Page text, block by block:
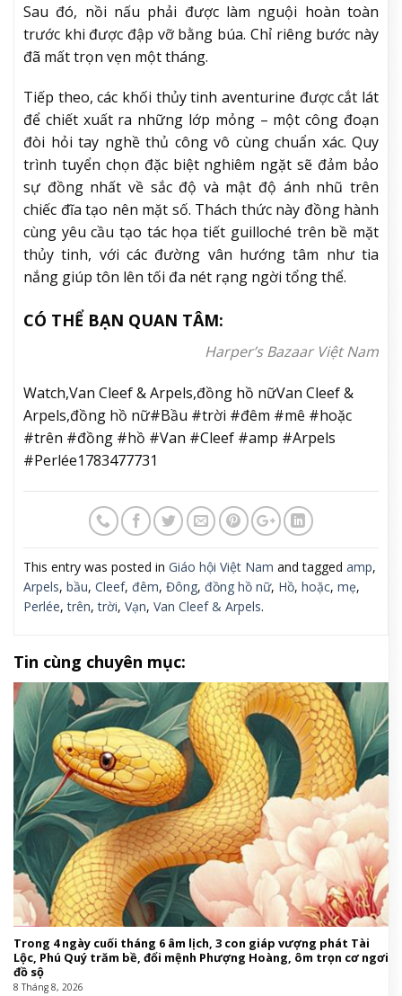
Sau đó, nồi nấu phải được làm nguội hoàn toàn
trước khi được đập vỡ bằng búa. Chỉ riêng bước này
đã mất trọn vẹn một tháng.
Tiếp theo, các khối thủy tinh aventurine được cắt lát
để chiết xuất ra những lớp mỏng – một công đoạn
đòi hỏi tay nghề thủ công vô cùng chuẩn xác. Quy
trình tuyển chọn đặc biệt nghiêm ngặt sẽ đảm bảo
sự đồng nhất về sắc độ và mật độ ánh nhũ trên
chiếc đĩa tạo nên mặt số. Thách thức này đồng hành
cùng yêu cầu tạo tác họa tiết guilloché trên bề mặt
thủy tinh, với các đường vân hướng tâm như tia
nắng giúp tôn lên tối đa nét rạng ngời tổng thể.
CÓ THỂ BẠN QUAN TÂM:
Harper’s Bazaar Việt Nam
Watch,Van Cleef & Arpels,đồng hồ nữVan Cleef &
Arpels,đồng hồ nữ#Bầu #trời #đêm #mê #hoặc
#trên #đồng #hồ #Van #Cleef #amp #Arpels
#Perlée1783477731
This entry was posted in Giáo hội Việt Nam and tagged amp,
Arpels, bầu, Cleef, đêm, Đông, đồng hồ nữ, Hồ, hoặc, mẹ,
Perlée,trên,trời, Vạn, Van Cleef & Arpels.
Tin cùng chuyên mục:
Trong 4 ngày cuối tháng 6 âm lịch, 3 con giáp vượng phát Tài
Lộc, Phú Quý trăm bề, đổi mệnh Phượng Hoàng, ôm trọn cơ ngơi
đồ sộ
8 Tháng 8, 2026